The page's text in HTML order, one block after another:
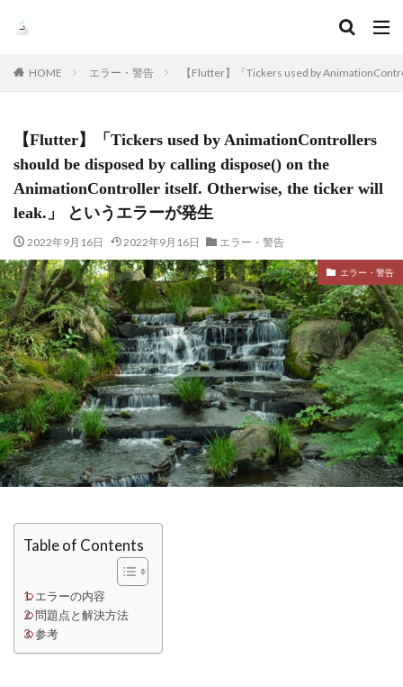
HOME エラー・警告 【Flutter】「Tickers used by
【Flutter】「Tickers used by AnimationControllers
should be disposed by calling dispose() on the
AnimationController itself. Otherwise, the ticker will
leak.」 というエラーが発生
2022年9月16日 2022年9月16日 エラー・警告
エラー・警告
Table of Contents
エラーの内容
問題点と解決方法
参考